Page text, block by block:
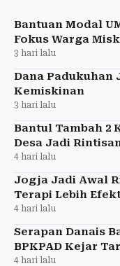
hektare. Target
Bantuan Modal
Fokus Warga
3 hari lalu
Dana Padukuhan
Kemiskinan
3 hari lalu
Bantul Tambah 2
Desa Jadi
4 hari lalu
Jogja Jadi Awal
Terapi Lebih
4 hari lalu
Serapan Danais
BPKPAD Kejar
4 hari lalu